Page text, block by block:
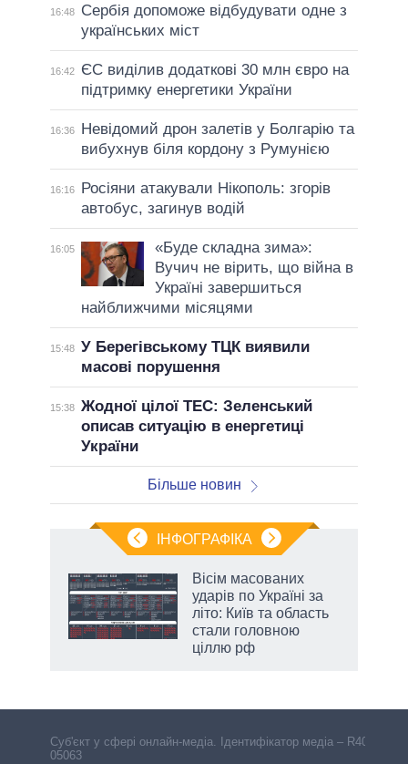
16:48
Сербія допоможе відбудувати одне з
українських міст
16:42
ЄС виділив додаткові 30 млн євро на
підтримку енергетики України
16:36
Невідомий дрон залетів у Болгарію та
вибухнув біля кордону з Румунією
16:16
Росіяни атакували Нікополь: згорів
автобус, загинув водій
16:05
«Буде складна зима»:
Вучич не вірить, що війна в
Україні завершиться
найближчими місяцями
15:48 У Берегівському ТЦК виявили
масові порушення
15:38 Жодної цілої ТЕС: Зеленський
описав ситуацію в енергетиці
України
Більше новин
ІНФОГРАФІКА
Вісім масованих
ударів по Україні за
літо: Київ та область
стали головною
ціллю рф
Cуб'єкт у сфері онлайн-медіа. Ідентифікатор медіа – R40-
05063